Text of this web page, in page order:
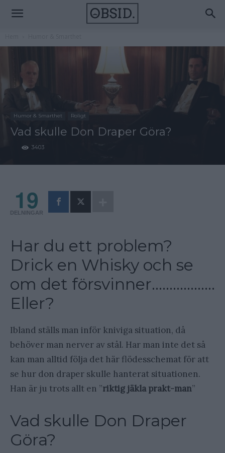
Humor & Smarthet Roligt
Vad skulle Don Draper Göra?
3403
19
DELNINGAR
Har du ett problem?
Drick en Whisky och se
om det försvinner………………
Eller?
Ibland ställs man inför kniviga situation, då
behöver man nerver av stål. Har man inte det så
kan man alltid följa det här flödesschemat för att
se hur don draper skulle hanterat situationen.
Han är ju trots allt en ”riktig jäkla prakt-man”
Vad skulle Don Draper
Göra?